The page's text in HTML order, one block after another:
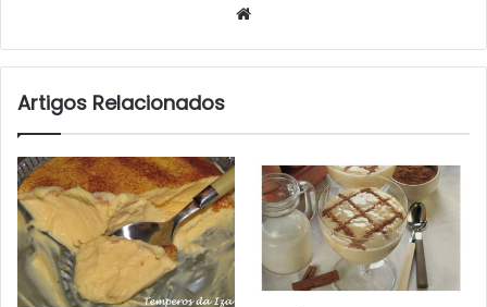
Artigos Relacionados